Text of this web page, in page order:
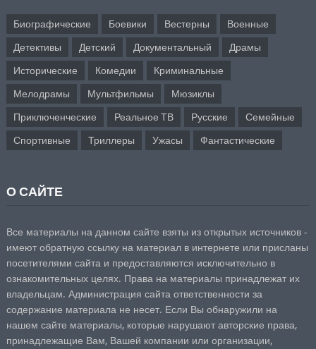
Биографические Боевики Вестерны Военные
Детективы Детский Документальный Драмы
Исторические Комедии Криминальные
Мелодрамы Мультфильмы Мюзиклы
Приключенческие Реальное ТВ Русские Семейные
Спортивные Триллеры Ужасы Фантастические
О САЙТЕ
Все материалы на данном сайте взяты из открытых источников -
имеют обратную ссылку на материал в интернете или присланы
посетителями сайта и предоставляются исключительно в
ознакомительных целях. Права на материалы принадлежат их
владельцам. Администрация сайта ответственности за
содержание материала не несет. Если Вы обнаружили на
нашем сайте материалы, которые нарушают авторские права,
принадлежащие Вам, Вашей компании или организации,